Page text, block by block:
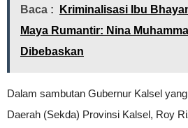
Baca :
Kriminalisasi Ibu
Maya Rumantir: Nina
Dibebaskan
Dalam sambutan Gubernur Kalsel
Daerah (Sekda) Provinsi Kalsel, Roy